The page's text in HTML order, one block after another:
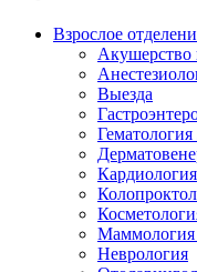
Взрослое
Акушерство
Выезда
Кардиология
Маммология
Неврология